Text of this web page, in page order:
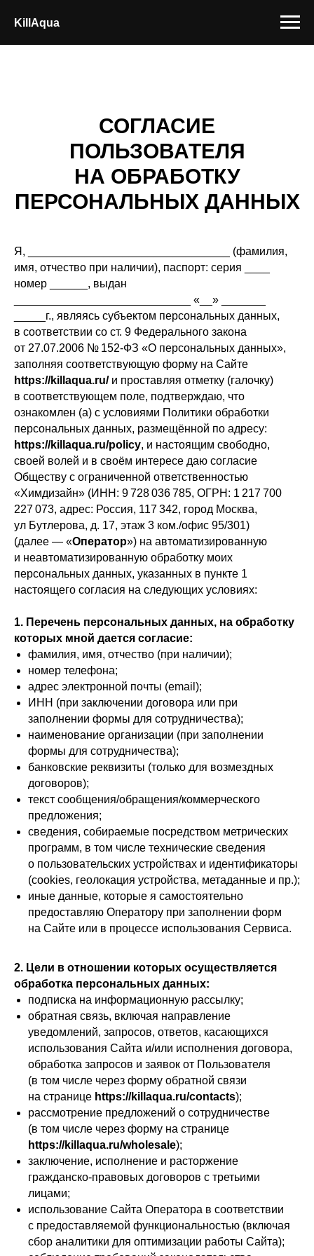
KillAqua
СОГЛАСИЕ
ПОЛЬЗОВАТЕЛЯ
НА ОБРАБОТКУ
ПЕРСОНАЛЬНЫХ ДАННЫХ
Я, ________________________________ (фамилия,
имя, отчество при наличии), паспорт: серия ____
номер ______, выдан
____________________________ «__» _______
_____г., являясь субъектом персональных данных,
в соответствии со ст. 9 Федерального закона
от 27.07.2006 № 152-ФЗ «О персональных данных»,
заполняя соответствующую форму на Сайте
https://killaqua.ru/и проставляя отметку (галочку)
в соответствующем поле, подтверждаю, что
ознакомлен (а) с условиями Политики обработки
персональных данных, размещённой по адресу:
https://killaqua.ru/policy, и настоящим свободно,
своей волей и в своём интересе даю согласие
Обществу с ограниченной ответственностью
«Химдизайн» (ИНН: 9 728 036 785, ОГРН: 1 217 700
227 073, адрес: Россия, 117 342, город Москва,
ул Бутлерова, д. 17, этаж 3 ком./офис 95/301)
(далее — «Оператор») на автоматизированную
и неавтоматизированную обработку моих
персональных данных, указанных в пункте 1
настоящего согласия на следующих условиях:
1. Перечень персональных данных, на обработку
которых мной дается согласие:
фамилия, имя, отчество (при наличии);
номер телефона;
адрес электронной почты (email);
ИНН (при заключении договора или при
заполнении формы для сотрудничества);
наименование организации (при заполнении
формы для сотрудничества);
банковские реквизиты (только для возмездных
договоров);
текст сообщения/обращения/коммерческого
предложения;
сведения, собираемые посредством метрических
программ, в том числе технические сведения
о пользовательских устройствах и идентификаторы
(cookies, геолокация устройства, метаданные и пр.);
иные данные, которые я самостоятельно
предоставляю Оператору при заполнении форм
на Сайте или в процессе использования Сервиса.
2. Цели в отношении которых осуществляется
обработка персональных данных:
подписка на информационную рассылку;
обратная связь, включая направление
уведомлений, запросов, ответов, касающихся
использования Сайта и/или исполнения договора,
обработка запросов и заявок от Пользователя
(в том числе через форму обратной связи
на странице https://killaqua.ru/contacts);
рассмотрение предложений о сотрудничестве
(в том числе через форму на странице
https://killaqua.ru/wholesale);
заключение, исполнение и расторжение
гражданско-правовых договоров с третьими
лицами;
использование Сайта Оператора в соответствии
с предоставляемой функциональностью (включая
сбор аналитики для оптимизации работы Сайта);